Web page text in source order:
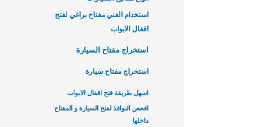
استخدام الفني مفتاح براغي لفتح
اقفال الابواب
استخراج مفتاح السيارة
استخراج مفتاح سيارة
اسهل طريقة فتح اقفال الابواب
افحص النوافذ لفتح السيارة و المفتاح
داخلها